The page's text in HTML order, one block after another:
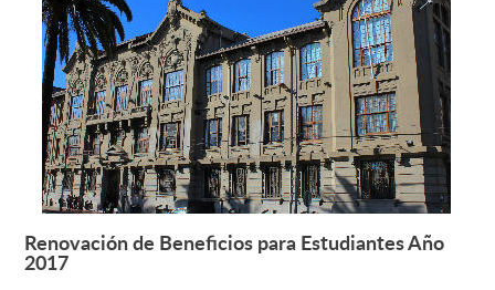
Leer más +
Renovación de Beneficios para Estudiantes Año
2017